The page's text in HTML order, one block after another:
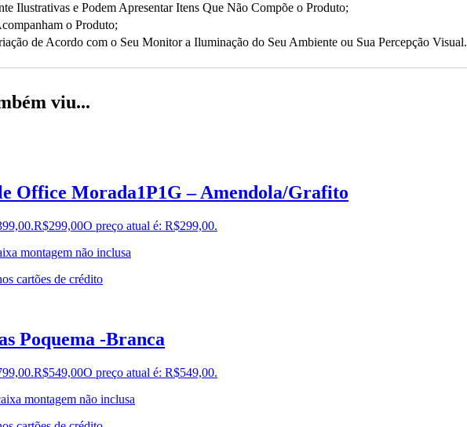
Ilustrativas e Podem Apresentar Itens Que Não Compõe o Produto;
o Produto;
de Acordo com o Seu Monitor a Iluminação do Seu Ambiente ou Sua Percepção Visual.
viu...
Office Morada1P1G – Amendola/Grafito
R$299,00O preço atual é: R$299,00.
montagem não inclusa
cartões de crédito
Poquema -Branca
R$549,00O preço atual é: R$549,00.
montagem não inclusa